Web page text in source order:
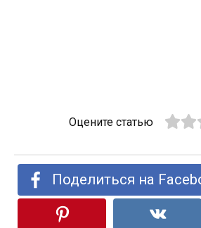
Оцените статью
Поделиться на